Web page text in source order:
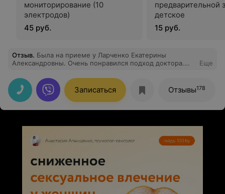
мониторирование (10
электродов)
45 руб.
предварительной
детское
15 руб.
Отзыв. Была на приеме у Ларченко Екатерины
Александровны. Очень понравился подход доктора.
объяснила нюансы . Все четко, внимательно. Она по
настоящему нежный женский доктор. Осмотр и УЗИ
абсолютно безболезненны и комфортны . Еще мне
понравилось, что один доктор может произвести и
гинекологический осмотр и одновременно УЗИ ОМТ и
время . Екатерина Александровна покорила мое
сердце как специалист
Еще
Записаться Отзывы178